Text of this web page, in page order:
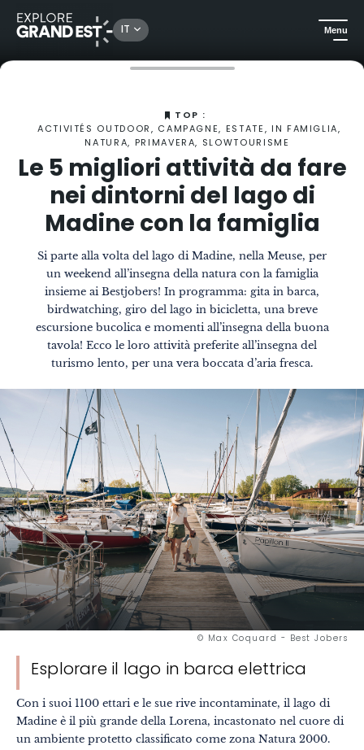
IT Menu
La Rivista Le 5 migliori attività da fare con la famiglia nei dintorni del lago di Madine
TOP :
ACTIVITÉS OUTDOOR, CAMPAGNE, ESTATE, IN FAMIGLIA,
NATURA, PRIMAVERA, SLOWTOURISME
Le 5 migliori attività da fare
nei dintorni del lago di
Madine con la famiglia
Si parte alla volta del lago di Madine, nella Meuse, per
un weekend all’insegna della natura con la famiglia
insieme ai Bestjobers! In programma: gita in barca,
birdwatching, giro del lago in bicicletta, una breve
escursione bucolica e momenti all’insegna della buona
tavola! Ecco le loro attività preferite all’insegna del
turismo lento, per una vera boccata d’aria fresca.
© Max Coquard - Best Jobers
Esplorare il lago in barca elettrica
Con i suoi 1100 ettari e le sue rive incontaminate, il lago di
Madine è il più grande della Lorena, incastonato nel cuore di
un ambiente protetto classificato come zona Natura 2000.